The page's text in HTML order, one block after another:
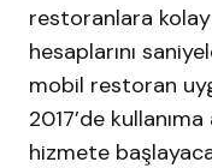
restoranlara
hesaplarını
mobil restoran
2017’de
hizmete